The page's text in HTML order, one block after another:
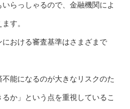
らっしゃるので、金融機関によ
す。
おける審査基準はさまざまで
能になるのが大きなリスクのた
か」という点を重視しているこ